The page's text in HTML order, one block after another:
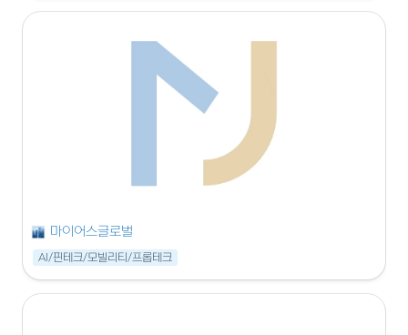
마이어스글로벌
AI/핀테크/모빌리티/프롭테크